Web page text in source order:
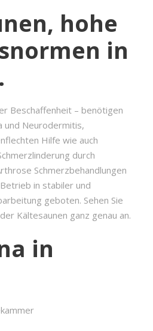
hohe
in
Beschaffenheit – benötigen
und Neurodermitis,
Hilfe wie auch
durch
Schmerzbehandlungen
in stabiler und
geboten. Sehen Sie
Kältesaunen ganz genau an.
in